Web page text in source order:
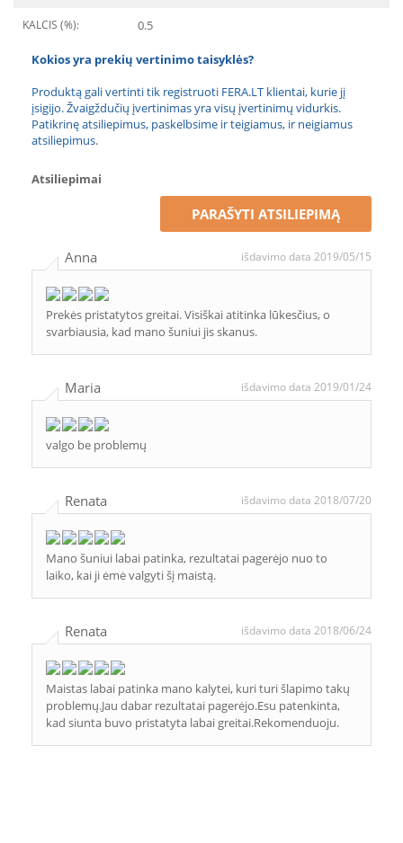
KALCIS (%): 0.5
Kokios yra prekių vertinimo taisyklės?
Produktą gali vertinti tik registruoti FERA.LT klientai, kurie jį
įsigijo. Žvaigždučių įvertinimas yra visų įvertinimų vidurkis.
Patikrinę atsiliepimus, paskelbsime ir teigiamus, ir neigiamus
atsiliepimus.
Atsiliepimai
PARAŠYTI ATSILIEPIMĄ
Anna išdavimo data 2019/05/15
Prekės pristatytos greitai. Visiškai atitinka lūkesčius, o
svarbiausia, kad mano šuniui jis skanus.
Maria išdavimo data 2019/01/24
valgo be problemų
Renata išdavimo data 2018/07/20
Mano šuniui labai patinka, rezultatai pagerėjo nuo to
laiko, kai ji ėmė valgyti šį maistą.
Renata išdavimo data 2018/06/24
Maistas labai patinka mano kalytei, kuri turi šlapimo takų
problemų.Jau dabar rezultatai pagerėjo.Esu patenkinta,
kad siunta buvo pristatyta labai greitai.Rekomenduoju.